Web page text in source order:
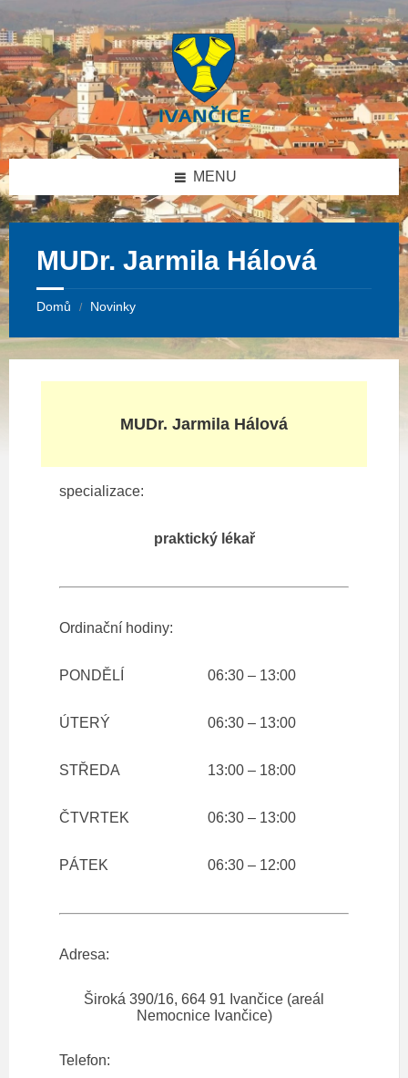
obsah
levý
panel
patičku
MENU
MUDr. Jarmila Hálová
Domů / Novinky
MUDr. Jarmila Hálová
specializace:
praktický lékař
Ordinační hodiny:
PONDĚLÍ 06:30 – 13:00
ÚTERÝ 06:30 – 13:00
STŘEDA 13:00 – 18:00
ČTVRTEK 06:30 – 13:00
PÁTEK 06:30 – 12:00
Adresa:
Široká 390/16, 664 91 Ivančice (areál
Nemocnice Ivančice)
Telefon: